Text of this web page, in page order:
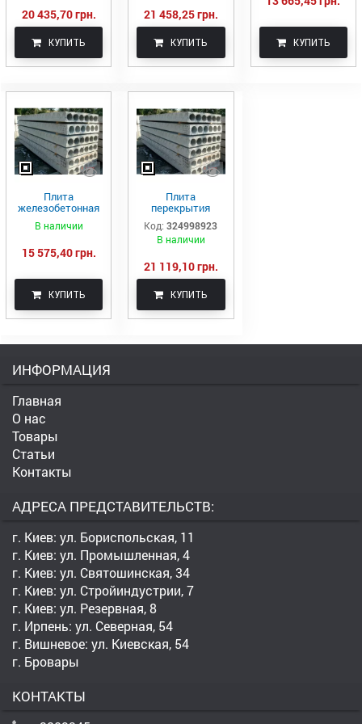
20 435,70 грн.
КУПИТЬ
21 458,25 грн.
КУПИТЬ КУПИТЬ
Плита
железобетонная
многопустотная
ПК85.12-8
В наличии
15 575,40 грн.
КУПИТЬ
Плита
перекрытия
пустотная ПК 87-
15-8
Код: 324998923
В наличии
21 119,10 грн.
КУПИТЬ
ИНФОРМАЦИЯ
Главная
О нас
Товары
Статьи
Контакты
АДРЕСА ПРЕДСТАВИТЕЛЬСТВ:
г. Киев: ул. Бориспольская, 11
г. Киев: ул. Промышленная, 4
г. Киев: ул. Святошинская, 34
г. Киев: ул. Стройиндустрии, 7
г. Киев: ул. Резервная, 8
г. Ирпень: ул. Северная, 54
г. Вишневое: ул. Киевская, 54
г. Бровары
КОНТАКТЫ